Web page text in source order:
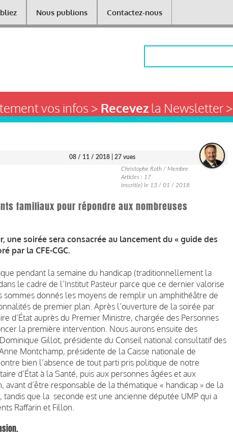
Nous publions Contactez-nous
vos infos > Recevezla Newsletter >
08 / 11 / 2018 | 27 vues
Christophe Roth / Membre
Articles : 17
Inscrit(e) le 13 / 01 / 2018
familiaux pour répondre aux nombreuses
une soirée sera consacrée au lancement du « guide des
par la CFE-CGC.
pendant la semaine du handicap (traditionnellement la
le cadre de l’Institut Pasteur parce que ce dernier valorise
donnés les moyens de remplir un amphithéâtre de
de premier plan. Après l’ouverture de la soirée par
d’État auprès du Premier Ministre, chargée des Personnes
la première intervention. Nous aurons ensuite des
Gillot, présidente du Conseil national consultatif des
Montchamp, présidente de la Caisse nationale de
bien l’absence de tout parti pris politique de notre
d’État à la Santé, puis aux personnes âgées et aux
avant d’être responsable de la thématique « handicap » de la
que la seconde est une ancienne députée UMP qui a
Raffarin et Fillon.